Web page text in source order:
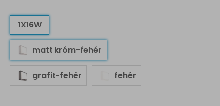
1X16W
matt króm-fehér
grafit-fehér fehér